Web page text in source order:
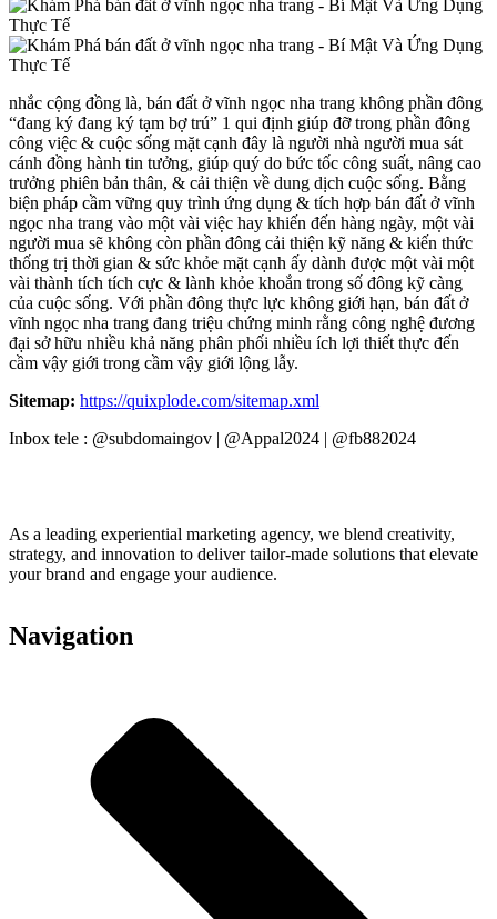
nhắc cộng đồng là, bán đất ở vĩnh ngọc nha trang không phần đông
“đang ký đang ký tạm bợ trú” 1 qui định giúp đỡ trong phần đông
công việc & cuộc sống mặt cạnh đây là người nhà người mua sát
cánh đồng hành tin tưởng, giúp quý do bức tốc công suất, nâng cao
trưởng phiên bản thân, & cải thiện về dung dịch cuộc sống. Bằng
biện pháp cầm vững quy trình ứng dụng & tích hợp bán đất ở vĩnh
ngọc nha trang vào một vài việc hay khiến đến hàng ngày, một vài
người mua sẽ không còn phần đông cải thiện kỹ năng & kiến thức
thống trị thời gian & sức khỏe mặt cạnh ấy dành được một vài một
vài thành tích tích cực & lành khỏe khoắn trong số đông kỹ càng
của cuộc sống. Với phần đông thực lực không giới hạn, bán đất ở
vĩnh ngọc nha trang đang triệu chứng minh rằng công nghệ đương
đại sở hữu nhiều khả năng phân phối nhiều ích lợi thiết thực đến
cầm vậy giới trong cầm vậy giới lộng lẫy.
Sitemap: https://quixplode.com/sitemap.xml
Inbox tele : @subdomaingov | @Appal2024 | @fb882024
As a leading experiential marketing agency, we blend creativity,
strategy, and innovation to deliver tailor-made solutions that elevate
your brand and engage your audience.
Navigation